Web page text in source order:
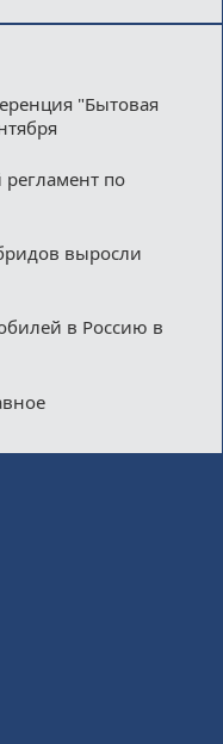
"Бытовая
по
выросли
в Россию в